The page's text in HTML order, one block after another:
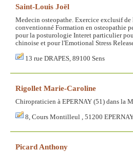
Saint-Louis Joël
Medecin osteopathe. Exercice exclusif de
conventionné Formation en osteopathie
pour la posturologie Interet particulier
chinoise et pour l'Emotional Stress
13 rue DRAPES, 89100 Sens
Rigollet Marie-Caroline
Chiropraticien à EPERNAY (51) dans la
8, Cours Montilleul , 51200
Picard Anthony